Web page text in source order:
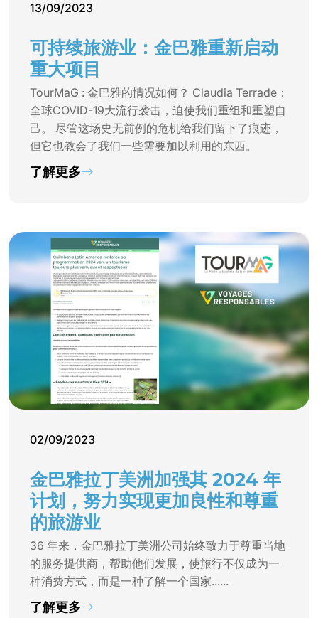
13/09/2023
可持续旅游业：金巴雅重新启动
重大项目
TourMaG : 金巴雅的情况如何？ Claudia Terrade：
全球COVID-19大流行袭击，迫使我们重组和重塑自
己。 尽管这场史无前例的危机给我们留下了痕迹，
但它也教会了我们一些需要加以利用的东西。
了解更多
02/09/2023
金巴雅拉丁美洲加强其 2024 年
计划，努力实现更加良性和尊重
的旅游业
36 年来，金巴雅拉丁美洲公司始终致力于尊重当地
的服务提供商，帮助他们发展，使旅行不仅成为一
种消费方式，而是一种了解一个国家......
了解更多